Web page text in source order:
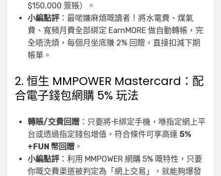
$150,000 簽賬）。
小編點評 ：最啱嫌麻煩嘅讀者！將水電費、煤氣
費、寬頻月費全部綁定 EarnMORE 做自動轉帳，完
全唔洗煩，每個月坐底賺 2% 回贈，直接扣減下期
帳單。
2. 恒生 MMPOWER Mastercard：配
合電子錢包網購 5% 玩法
轉賬/交費回贈 ：只要將卡綁定手機，喺指定網上平
台或透過指定錢包增值，符合條件可享高達 5%
+FUN 幣回贈 。
小編點評 ：利用 MMPOWER 網購 5% 嘅特性，只要
你嘅交費渠道被判定為「網上交易」，就能夠爆發